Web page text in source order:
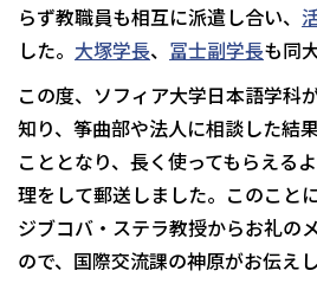
らず教職員も相互に派遣し合い、
した。 大塚学長、 冨士副学長も同
この度、ソフィア大学日本語学科
知り、筝曲部や法人に相談した結
こととなり、長く使ってもらえる
理をして郵送しました。このこと
ジブコバ・ステラ教授からお礼の
ので、国際交流課の神原がお伝えし